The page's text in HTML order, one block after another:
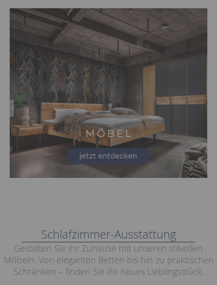
Schlafzimmer-Ausstattung
Gestalten Sie Ihr Zuhause mit unseren stilvollen
Möbeln. Von eleganten Betten bis hin zu praktischen
Schränken – finden Sie Ihr neues Lieblingsstück.